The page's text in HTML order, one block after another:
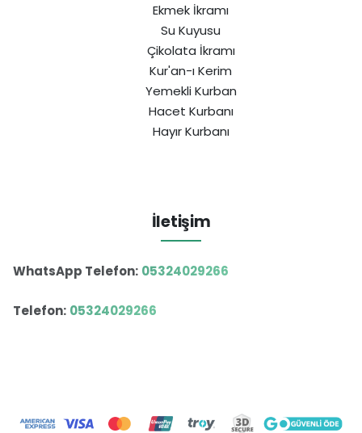
Ekmek İkramı
Su Kuyusu
Çikolata İkramı
Kur'an-ı Kerim
Yemekli Kurban
Hacet Kurbanı
Hayır Kurbanı
İletişim
WhatsApp Telefon: 05324029266
Telefon: 05324029266